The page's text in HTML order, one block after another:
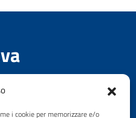
i cookie per memorizzare e/o